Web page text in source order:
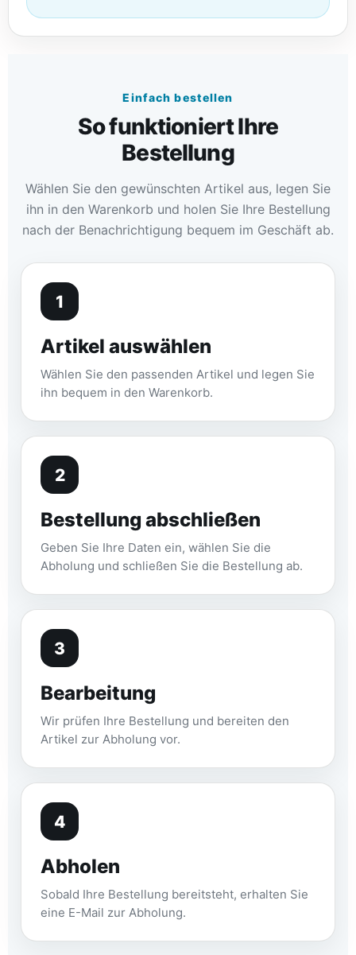
Einfach bestellen
So funktioniert Ihre
Bestellung
Wählen Sie den gewünschten Artikel aus, legen Sie
ihn in den Warenkorb und holen Sie Ihre Bestellung
nach der Benachrichtigung bequem im Geschäft ab.
1
Artikel auswählen
Wählen Sie den passenden Artikel und legen Sie
ihn bequem in den Warenkorb.
2
Bestellung abschließen
Geben Sie Ihre Daten ein, wählen Sie die
Abholung und schließen Sie die Bestellung ab.
3
Bearbeitung
Wir prüfen Ihre Bestellung und bereiten den
Artikel zur Abholung vor.
4
Abholen
Sobald Ihre Bestellung bereitsteht, erhalten Sie
eine E-Mail zur Abholung.